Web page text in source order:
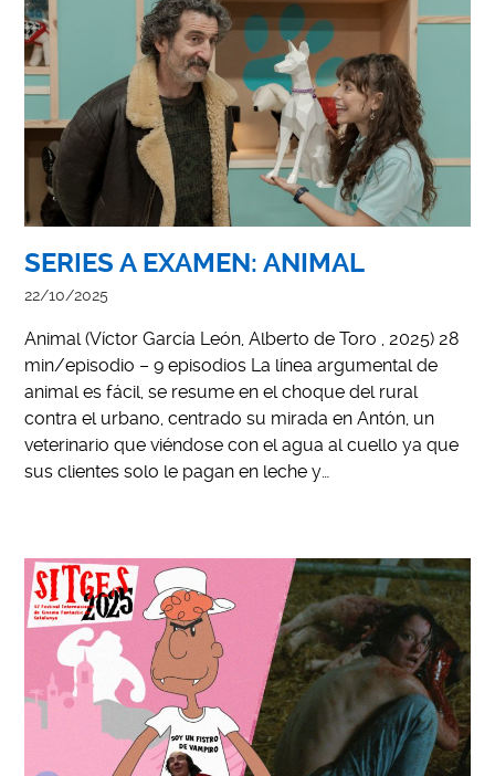
SERIES A EXAMEN: ANIMAL
22/10/2025
Animal (Víctor García León, Alberto de Toro , 2025) 28
min/episodio – 9 episodios La línea argumental de
animal es fácil, se resume en el choque del rural
contra el urbano, centrado su mirada en Antón, un
veterinario que viéndose con el agua al cuello ya que
sus clientes solo le pagan en leche y…